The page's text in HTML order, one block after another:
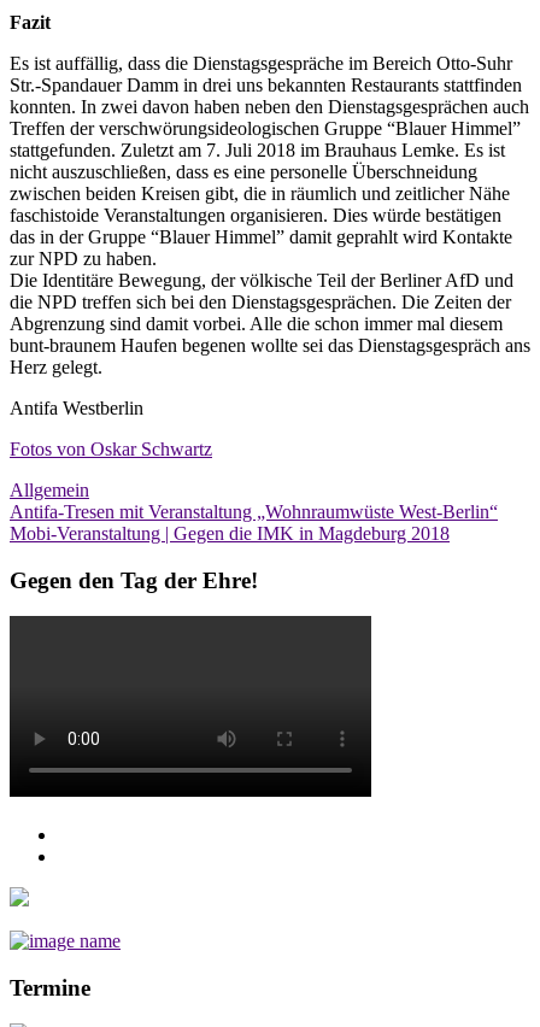
Fazit
Es ist auffällig, dass die Dienstagsgespräche im Bereich Otto-Suhr
Str.-Spandauer Damm in drei uns bekannten Restaurants stattfinden
konnten. In zwei davon haben neben den Dienstagsgesprächen auch
Treffen der verschwörungsideologischen Gruppe “Blauer Himmel”
stattgefunden. Zuletzt am 7. Juli 2018 im Brauhaus Lemke. Es ist
nicht auszuschließen, dass es eine personelle Überschneidung
zwischen beiden Kreisen gibt, die in räumlich und zeitlicher Nähe
faschistoide Veranstaltungen organisieren. Dies würde bestätigen
das in der Gruppe “Blauer Himmel” damit geprahlt wird Kontakte
zurNPD zu haben.
Die Identitäre Bewegung, der völkische Teil der Berliner AfD und
die NPD treffen sich bei den Dienstagsgesprächen. Die Zeiten der
Abgrenzung sind damit vorbei. Alle die schon immer mal diesem
bunt-braunem Haufen begenen wollte sei das Dienstagsgespräch ans
Herz gelegt.
Antifa Westberlin
Fotos von Oskar Schwartz
Allgemein
Post
navigation
Antifa-Tresen mit Veranstaltung „Wohnraumwüste West-Berlin“
Mobi-Veranstaltung | Gegen die IMK in Magdeburg 2018
Gegen den Tag der Ehre!
Termine